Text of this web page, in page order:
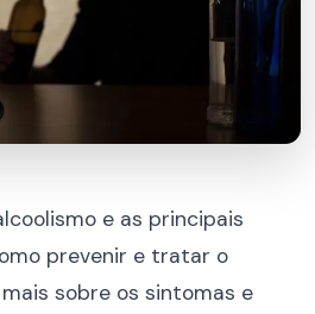
e as principais
prevenir e tratar o
sobre os sintomas e